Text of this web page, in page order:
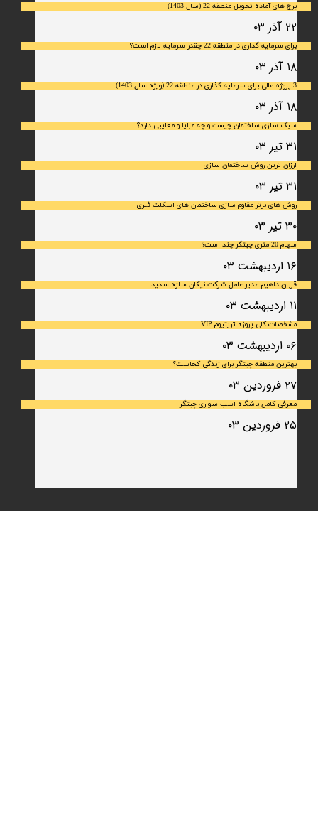
برج های آماده تحویل منطقه 22 (سال 1403)
۲۲ آذر ۰۳
برای سرمایه‌ گذاری در منطقه 22 چقدر سرمایه لازم است؟
۱۸ آذر ۰۳
3 پروژه عالی برای سرمایه گذاری در منطقه 22 (ویژه سال 1403)
۱۸ آذر ۰۳
سبک سازی ساختمان چیست و چه مزایا و معایبی دارد؟
۳۱ تیر ۰۳
ارزان ترین روش ساختمان سازی
۳۱ تیر ۰۳
روش های برتر مقاوم سازی ساختمان های اسکلت فلری
۳۰ تیر ۰۳
سهام 20 متری چیتگر چند است؟
۱۶ اردیبهشت ۰۳
قربان داهیم مدیر عامل شرکت نیکان سازه سدید
۱۱ اردیبهشت ۰۳
مشخصات کلی پروژه تریتیوم VIP
۰۶ اردیبهشت ۰۳
بهترین منطقه چیتگر برای زندگی کجاست؟
۲۷ فروردین ۰۳
معرفی کامل باشگاه اسب سواری چیتگر
۲۵ فروردین ۰۳